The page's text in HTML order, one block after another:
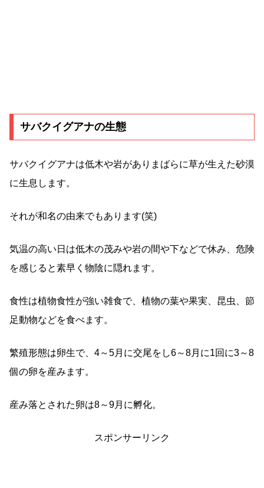
サバクイグアナの生態
サバクイグアナは低木や岩がありまばらに草が生えた砂漠
に生息します。
それが和名の由来でもあります(笑)
気温の高い日は低木の茂みや岩の間や下などで休み、危険
を感じると素早く物陰に隠れます。
食性は植物食性が強い雑食で、植物の葉や果実、昆虫、節
足動物などを食べます。
繁殖形態は卵生で、4～5月に交尾をし6～8月に1回に3～8
個の卵を産みます。
産み落とされた卵は8～9月に孵化。
スポンサーリンク